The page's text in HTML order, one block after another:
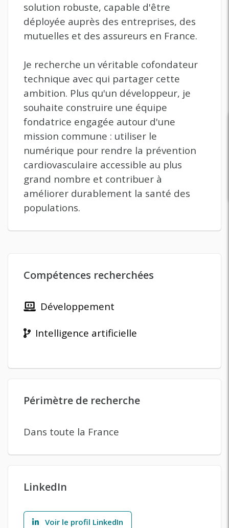
solution robuste, capable d'être
déployée auprès des entreprises, des
mutuelles et des assureurs en France.
Je recherche un véritable cofondateur
technique avec qui partager cette
ambition. Plus qu'un développeur, je
souhaite construire une équipe
fondatrice engagée autour d'une
mission commune : utiliser le
numérique pour rendre la prévention
cardiovasculaire accessible au plus
grand nombre et contribuer à
améliorer durablement la santé des
populations.
Compétences recherchées
Développement
Intelligence artificielle
Périmètre de recherche
Dans toute la France
LinkedIn
Voir le profil LinkedIn